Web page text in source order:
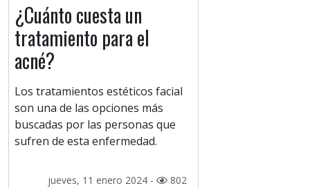
¿Cuánto cuesta un
tratamiento para el
acné?
Los tratamientos estéticos facial
son una de las opciones más
buscadas por las personas que
sufren de esta enfermedad.
jueves, 11 enero 2024 - 802